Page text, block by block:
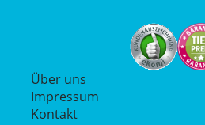
Über uns
Impressum
Kontakt